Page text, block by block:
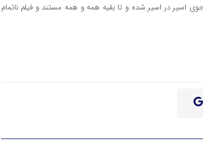
اسیر در اسیر شده و تا بقیه همه و همه مستند و فیلم ناتمام